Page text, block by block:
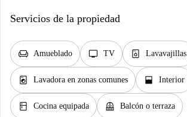
Servicios de la propiedad
chair Amueblado tv TV dishwasher_gen Lavavajillas
local_laundry_service Lavadora en zonas comunes window_open Interior
kitchen Cocina equipada balcony Balcón o terraza